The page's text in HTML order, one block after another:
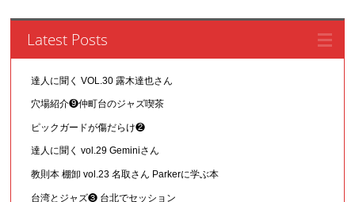
Latest Posts
達人に聞く VOL.30 露木達也さん
穴場紹介❾仲町台のジャズ喫茶
ピックガードが傷だらけ❷
達人に聞く vol.29 Geminiさん
教則本 棚卸 vol.23 名取さん Parkerに学ぶ本
台湾とジャズ❸ 台北でセッション